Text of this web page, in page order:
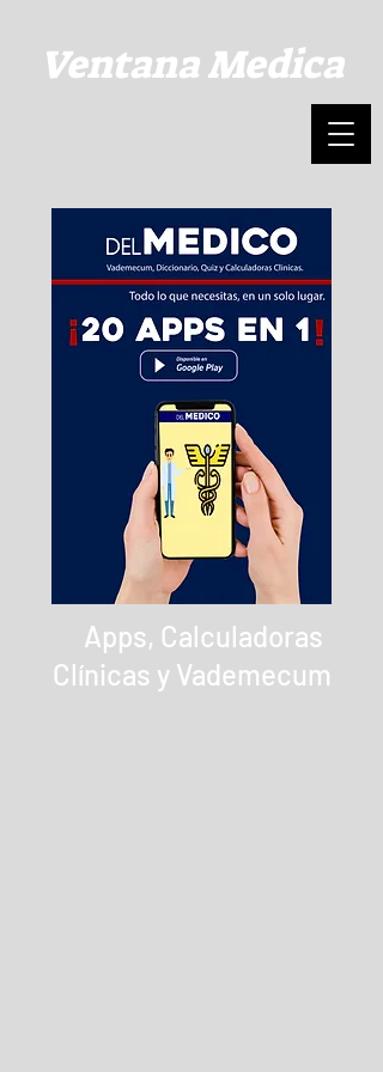
Ventana Medica
Apps, Calculadoras
Clínicas y Vademecum